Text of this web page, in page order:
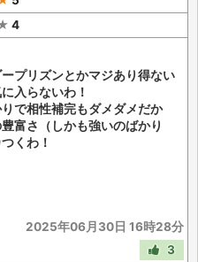
4
プリズンとかマジあり得ない
入らないわ！
で相性補完もダメダメだか
富さ（しかも強いのばかり
くわ！
2025年06月30日 16時28分
3